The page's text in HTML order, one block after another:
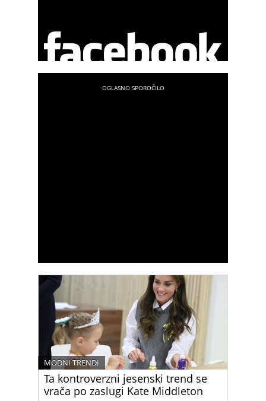
Ta kontroverzni jesenski trend se
vrača po zaslugi Kate Middleton
MODNI TRENDI